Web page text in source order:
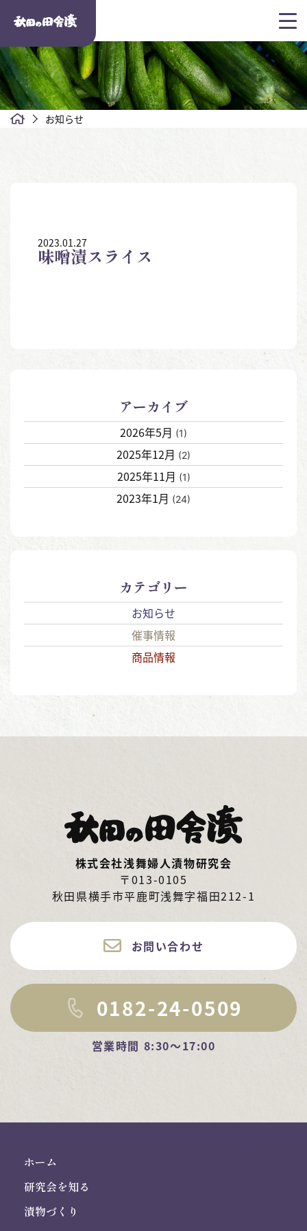
お知らせ
アーカイブ
2026年5月 (1)
2025年12月 (2)
2025年11月 (1)
2023年1月 (24)
カテゴリー
お知らせ
催事情報
商品情報
2023.01.27
味噌漬スライス
株式会社浅舞婦人漬物研究会
〒013-0105
秋田県横手市平鹿町浅舞字福田212-1
お問い合わせ
0182-24-0509
営業時間 8:30～17:00
ホーム
研究会を知る
漬物づくり